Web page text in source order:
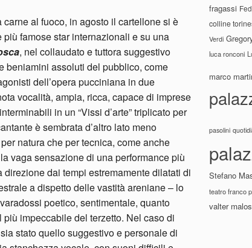
al fuoco, in agosto il cartellone si è
famose star internazionali e su una
, nel collaudato e tuttora suggestivo
beniamini assoluti del pubblico, come
dell’opera pucciniana in due
vocalità, ampia, ricca, capace di imprese
in un “Vissi d’arte” triplicato per
è sembrata d’altro lato meno
natura che per tecnica, come anche
vaga sensazione di una performance più
dai tempi estremamente dilatati di
a dispetto delle vastità areniane – lo
poetico, sentimentale, quanto
più impeccabile del terzetto. Nel caso di
stato quello suggestivo e personale di
fragassi
colline
Verdi
luca ronconi
marco
pasolini
Stefano
teatro franco
valter